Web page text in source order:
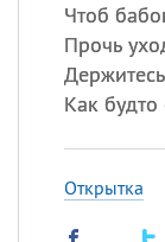
Чтоб
Прочь
Как
Открытка